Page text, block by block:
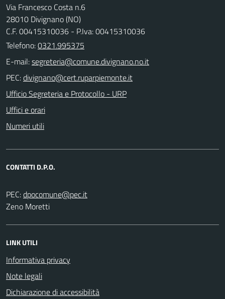
Via Francesco Costa n.6
28010 Divignano (NO)
C.F. 00415310036 - P.Iva: 00415310036
Telefono:0321.995375
E-mail:
PEC:
Ufficio Segreteria e Protocollo - URP
Uffici e orari
Numeri utili
CONTATTI D.P.O.
PEC:
Zeno Moretti
LINK UTILI
Informativa privacy
Note legali
Dichiarazione di accessibilità